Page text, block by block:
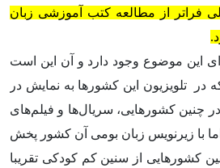
فراتر از مطالعه کتب آموزشی زبان
این موضوع وجود دارد و آن این است
در تلویزیون این کشورها به نمایش در
در چنین کشورهایی، سریال‌ها و فیلم‌های
اما با زیرنویس زبان بومی آن کشور پخش
کشورهایی از سنین کم کودکی تقریبا